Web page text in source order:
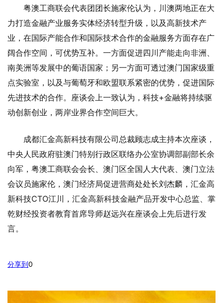
粤澳工商联会代表团团长施家伦认为，川澳两地正在大
力打造金融产业服务实体经济转型升级，以及高新技术产
业，在国际产能合作和国际技术合作的金融服务方面存在广
阔合作空间，可优势互补。一方面促进四川产能走向非洲、
南美洲等发展中的葡语国家；另一方面可透过澳门国家级重
点实验室，以及与葡萄牙和欧盟联系紧密的优势，促进国际
先进技术的合作。座谈会上一致认为，科技+金融将持续驱
动创新创业，两岸业界合作空间巨大。
成都汇金高新科技有限公司总裁顾志成主持本次座谈，
中央人民政府驻澳门特别行政区联络办公室协调部副部长余
向军，粤澳工商联会会长、澳门区全国人大代表、澳门立法
会议员施家伦，澳门经济局促进营商处处长刘杰麟，汇金高
新科技CTO江川，汇金高新科技金融产品开发中心总监、掌
乾财经投资者教育首席导师赵远兴在座谈会上先后进行发
言。
分享到0